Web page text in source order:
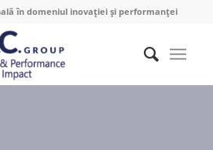
în domeniul inovației și performanței